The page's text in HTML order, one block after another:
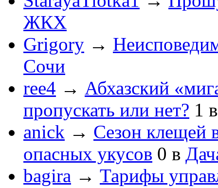
ЖКХ
Grigory →
Сочи
ree4 → Абхазский
пропускать или нет? 1
anick → Сезон клещей
опасных укусов 0 в
bagira → Тарифы